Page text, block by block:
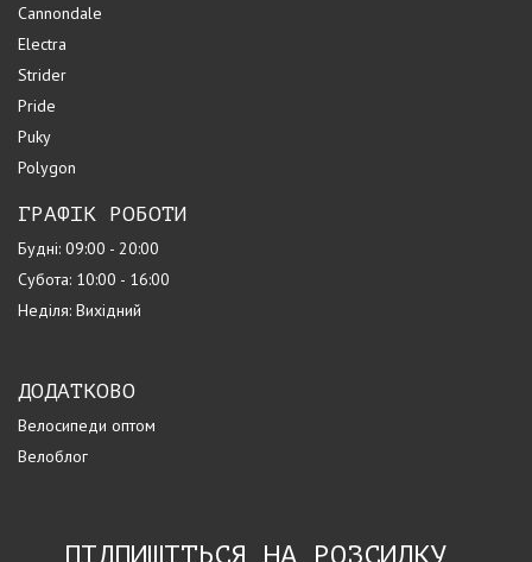
Cannondale
Electra
Strider
Pride
Puky
Polygon
ГРАФІК РОБОТИ
Будні: 09:00 - 20:00
Субота: 10:00 - 16:00
Неділя: Вихідний
ДОДАТКОВО
Велосипеди оптом
Велоблог
ПІДПИШІТЬСЯ НА РОЗСИЛКУ